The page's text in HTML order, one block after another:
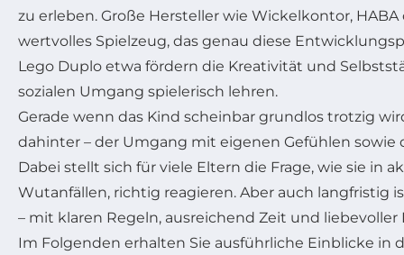
zu erleben. Große Hersteller wie Wickelkontor,
wertvolles Spielzeug, das genau diese
Lego Duplo etwa fördern die Kreativität und
sozialen Umgang spielerisch lehren.
Gerade wenn das Kind scheinbar grundlos trotzig
dahinter – der Umgang mit eigenen Gefühlen sowie
Dabei stellt sich für viele Eltern die Frage, wie sie in
Wutanfällen, richtig reagieren. Aber auch langfristig
– mit klaren Regeln, ausreichend Zeit und
Im Folgenden erhalten Sie ausführliche Einblicke in